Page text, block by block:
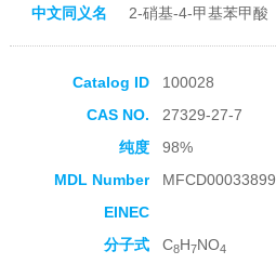
中文同义名 2-硝基-4-甲基苯甲酸
Catalog ID
100028
CAS NO.
27329-27-7
纯度
98%
MDL Number
MFCD00033899
EINEC
分子式
C8H7NO4